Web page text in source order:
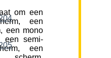
om een
een
een mono
een semi-
een